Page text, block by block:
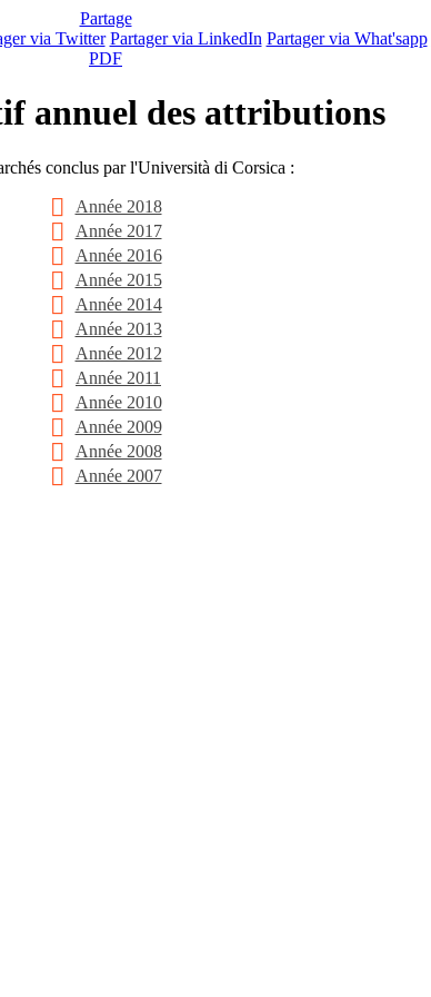
Partage
via Twitter Partager via LinkedIn Partager via What'sapp
PDF
annuel des attributions
conclus par l'Università di Corsica :
Année 2018
Année 2017
Année 2016
Année 2015
Année 2014
Année 2013
Année 2012
Année 2011
Année 2010
Année 2009
Année 2008
Année 2007